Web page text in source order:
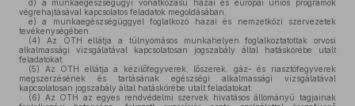
d) a munkaegészségügyi vonatkozású hazai és európai uniós programok
végrehajtásával kapcsolatos feladatok megoldásában,
e) a munkaegészségüggyel foglalkozó hazai és nemzetközi szervezetek
tevékenységében.
(4) Az OTH ellátja a túlnyomásos munkahelyen foglalkoztatottak orvosi
alkalmassági vizsgálatával kapcsolatosan jogszabály által hatáskörébe utalt
feladatokat.
(5) Az OTH ellátja a kézilőfegyverek, lőszerek, gáz- és riasztófegyverek
megszerzésének és tartásának egészségi alkalmassági vizsgálatával
kapcsolatosan jogszabály által hatáskörébe utalt feladatokat.
(6) Az OTH az egyes rendvédelmi szervek hivatásos állományú tagjainak